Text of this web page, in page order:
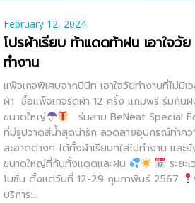
February 12, 2024
โปรผ้าเรียบ ท้าแดดท้าฝน เอาใจวัย
ทำงาน
แพ็จเกจพิเศษจากบีนีท เอาใจวัยทำงานที่ไม่มีเ
ผ้า ซื้อแพ็จเกจรีดผ้า 12 ครั้ง แถมฟรี ร่มกัน
ขนาดใหญ่
ร่มลาย BeNeat Special
ที่มีรูปวาดสีน้ำสุดน่ารัก ลวดลายอุปกรณ์ทำคว
สะอาดต่างๆ ได้ทั้งผ้าเรียบๆใส่ไปทำงาน และยั
ขนาดใหญ่ที่กันทั้งแดดและฝน
ระยะ
โมชั่น ตั้งแต่วันที่ 12-29 กุมภาพันธ์ 2567
บริการ:…